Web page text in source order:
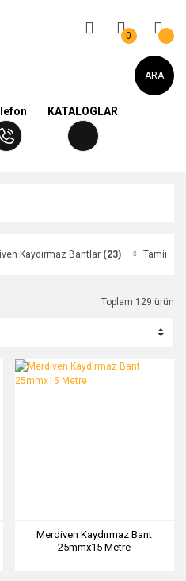
ARA
KATALOGLAR
0
Kaydırmaz Bantlar (23) Tamir
Toplam 129 ürün
Merdiven Kaydırmaz Bant
25mmx15 Metre